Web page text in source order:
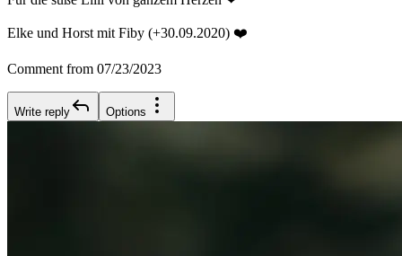
Elke und Horst mit Fiby (+30.09.2020) ❤️
Comment from 07/23/2023
Write reply Options